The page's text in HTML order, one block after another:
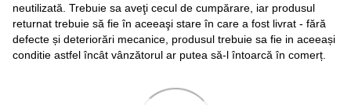
neutilizată. Trebuie sa aveţi cecul de cumpărare, iar produsul
returnat trebuie să fie în aceeaşi stare în care a fost livrat - fără
defecte și deteriorări mecanice, produsul trebuie sa fie in aceeași
conditie astfel încât vânzătorul ar putea să-l întoarcă în comerț.